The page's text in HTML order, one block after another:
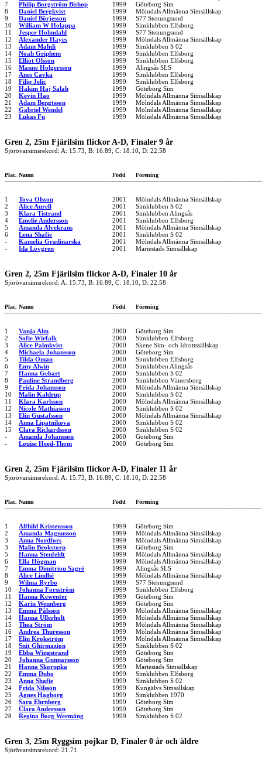
7
Philip Borgström Bishop 1999
Göteborg Sim
8
Daniel Bergkvist 1999
Mölndals Allmänna Simsällskap
9
Daniel Börjesson 1999
S77 Stenungsund
10
William W Holappa 1999
Simklubben Elfsborg
11
Jesper Holmdahl 1999
S77 Stenungsund
12
Alexander Hayes 1999
Mölndals Allmänna Simsällskap
13
Adam Mahdi 1999
Simklubben S 02
14
Noah Griphem 1999
Simklubben Elfsborg
15
Elliot Olsson 1999
Simklubben Elfsborg
16
Manne Holgersson 1999
Alingsås SLS
17
Anes Cavka 1999
Simklubben Elfsborg
18
Filip Jelic 1999
Simklubben Elfsborg
19
Hakim Haj Salah 1999
Göteborg Sim
20
Kevin Hao 1999
Mölndals Allmänna Simsällskap
21
Adam Bengtsson 1999
Mölndals Allmänna Simsällskap
22
Gabriel Wendel 1999
Mölndals Allmänna Simsällskap
23
Lukas Fu 1999 Mölndals Allmänna Simsällskap
Gren 2, 25m Fjärilsim flickor A-D, Finaler 9 år
Sjörövarsimsrekord: A: 15.73, B: 16.89, C: 18.10, D: 22.58
Plac. Namn Född Förening
1 Tova Olsson 2001
Mölndals Allmänna Simsällskap
2
Alice Aurell 2001
Simklubben S 02
3
Klara Tistrand 2001
Simklubben Alingsås
4
Emelie Andersson 2001
Simklubben Elfsborg
5
Amanda Alvekrans 2001
Mölndals Allmänna Simsällskap
6
Lena Shafie 2001
Simklubben S 02
-
Kamelia Gradinarska 2001
Mölndals Allmänna Simsällskap
-
Ida Lövgren 2001 Mariestads Simsällskap
Gren 2, 25m Fjärilsim flickor A-D, Finaler 10 år
Sjörövarsimsrekord: A: 15.73, B: 16.89, C: 18.10, D: 22.58
Plac. Namn Född Förening
1 Vanja Alm 2000
Göteborg Sim
2
Sofie Wirfalk 2000
Simklubben Elfsborg
3
Alice Palmkvist 2000
Skene Sim- och Idrottssällskap
4
Michaela Johansson 2000
Göteborg Sim
5
Tilda Öman 2000
Simklubben Elfsborg
6
Emy Alwin 2000
Simklubben Alingsås
7
Hanna Gebart 2000
Simklubben S 02
8
Pauline Strandberg 2000
Simklubben Vänersborg
9
Frida Johansson 2000
Mölndals Allmänna Simsällskap
10
Malin Kaldrup 2000
Simklubben S 02
11
Klara Karlsson 2000
Mölndals Allmänna Simsällskap
12
Nicole Mathiasson 2000
Simklubben S 02
13
Elin Gustafsson 2000
Mölndals Allmänna Simsällskap
14
Anna Lipatnikova 2000
Simklubben S 02
15
Clara Richardsson 2000
Simklubben S 02
-
Amanda Johansson 2000
Göteborg Sim
-
Louise Heed-Thom 2000 Göteborg Sim
Gren 2, 25m Fjärilsim flickor A-D, Finaler 11 år
Sjörövarsimsrekord: A: 15.73, B: 16.89, C: 18.10, D: 22.58
Plac. Namn Född Förening
1 Alfhild Kristensson 1999
Göteborg Sim
2
Amanda Magnusson 1999
Mölndals Allmänna Simsällskap
3
Anna Nordfors 1999
Mölndals Allmänna Simsällskap
3
Malin Brokstorp 1999
Göteborg Sim
5
Hanna Stenfeldt 1999
Mölndals Allmänna Simsällskap
6
Ella Högman 1999
Mölndals Allmänna Simsällskap
7
Emma Dimitriou Sagré 1999
Alingsås SLS
8
Alice Lindhé 1999
Mölndals Allmänna Simsällskap
9
Wilma Ryrbo 1999
S77 Stenungsund
10
Johanna Forsström 1999
Simklubben Elfsborg
11
Hanna Kewenter 1999
Göteborg Sim
12
Karin Wennberg 1999
Göteborg Sim
13
Emma Pålsson 1999
Mölndals Allmänna Simsällskap
14
Hanna Ullerholt 1999
Mölndals Allmänna Simsällskap
15
Thea Ström 1999
Mölndals Allmänna Simsällskap
16
Andrea Thuresson 1999
Mölndals Allmänna Simsällskap
17
Elin Krokström 1999
Mölndals Allmänna Simsällskap
18
Snit Ghirmazion 1999
Simklubben S 02
19
Ebba Wingstrand 1999
Göteborg Sim
20
Johanna Gunnarsson 1999
Göteborg Sim
21
Hanna Skorupka 1999
Mariestads Simsällskap
22
Emma Dubo 1999
Simklubben Elfsborg
23
Anna Shafie 1999
Simklubben S 02
24
Frida Nilsson 1999
Kungälvs Simsällskap
25
Agnes Hagborg 1999
Simklubben 1970
26
Sara Ehrnberg 1999
Göteborg Sim
27
Clara Andersson 1999
Göteborg Sim
28
Regina Borg Wermäng 1999 Simklubben S 02
Gren 3, 25m Ryggsim pojkar D, Finaler 0 år och äldre
Sjörövarsimsrekord: 21.71